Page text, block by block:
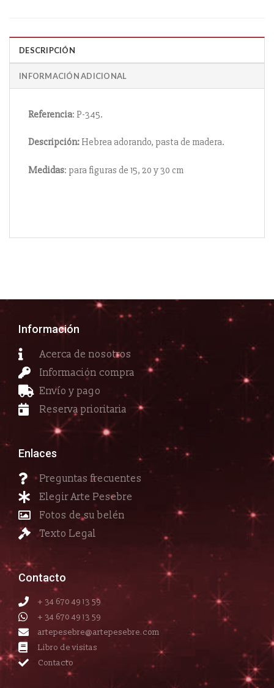
DESCRIPCIÓN
INFORMACIÓN ADICIONAL
Referencia: P-345.
Descripción: Hebrea adorando, pasta de madera.
Medidas: para figuras de 15, 20 y 30 cm
Información
Acerca de nosotros
Información compra
Envío y pago
Reserva prioritaria
Enlaces
Preguntas frecuentes
Elegir Arte Pesebre
Fotos de su belén
Texto Legal
Contacto
+ 34 670 49 13 59
+ 34 670 49 13 59
artepesebre@artepesebre.com
Libro de visitas
Contacto